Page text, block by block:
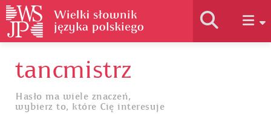
Historia słownika
Jak korzystać
tancmistrz
Hasło ma wiele znaczeń,
wybierz to, które Cię interesuje